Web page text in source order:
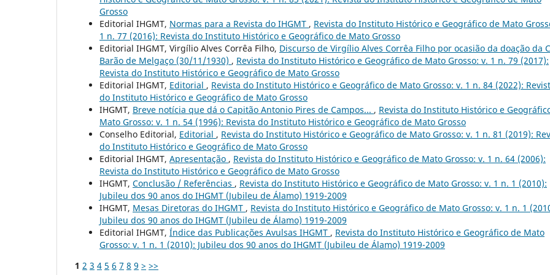
Grosso
Editorial IHGMT, Normas para a Revista do IHGMT , Revista do Instituto Histórico e Geográfico de Mato
1 n. 77 (2016): Revista do Instituto Histórico e Geográfico de Mato Grosso
Editorial IHGMT, Virgílio Alves Corrêa Filho, Discurso de Virgílio Alves Corrêa Filho por ocasião da doação da
Barão de Melgaço (30/11/1930) , Revista do Instituto Histórico e Geográfico de Mato Grosso: v. 1 n. 79 (2017):
Revista do Instituto Histórico e Geográfico de Mato Grosso
Editorial IHGMT, Editorial , Revista do Instituto Histórico e Geográfico de Mato Grosso: v. 1 n. 84 (2022):
do Instituto Histórico e Geográfico de Mato Grosso
IHGMT, Breve notícia que dá o Capitão Antonio Pires de Campos... , Revista do Instituto Histórico e
Mato Grosso: v. 1 n. 54 (1996): Revista do Instituto Histórico e Geográfico de Mato Grosso
Conselho Editorial, Editorial , Revista do Instituto Histórico e Geográfico de Mato Grosso: v. 1 n. 81 (2019):
do Instituto Histórico e Geográfico de Mato Grosso
Editorial IHGMT, Apresentação , Revista do Instituto Histórico e Geográfico de Mato Grosso: v. 1 n. 64 (2006):
Revista do Instituto Histórico e Geográfico de Mato Grosso
IHGMT, Conclusão / Referências , Revista do Instituto Histórico e Geográfico de Mato Grosso: v. 1 n. 1 (2010):
Jubileu dos 90 anos do IHGMT (Jubileu de Álamo) 1919-2009
IHGMT, Mesas Diretoras do IHGMT , Revista do Instituto Histórico e Geográfico de Mato Grosso: v. 1 n. 1
Jubileu dos 90 anos do IHGMT (Jubileu de Álamo) 1919-2009
Editorial IHGMT, Índice das Publicações Avulsas IHGMT , Revista do Instituto Histórico e Geográfico de Mato
Grosso: v. 1 n. 1 (2010): Jubileu dos 90 anos do IHGMT (Jubileu de Álamo) 1919-2009
1 2 3 4 5 6 7 8 9 > >>